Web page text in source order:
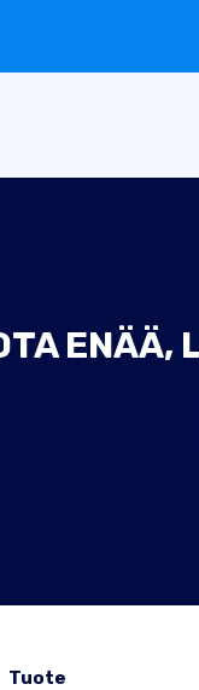
ENÄÄ,
Tuote